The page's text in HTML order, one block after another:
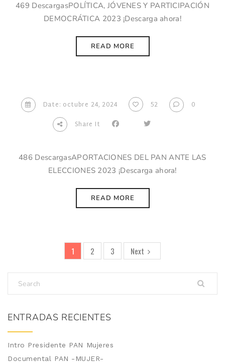
469 DescargasPOLÍTICA, JÓVENES Y PARTICIPACIÓN
DEMOCRÁTICA 2023 ¡Descarga ahora!
READ MORE
Date: octubre 24, 2024 52
0
Share It
486 DescargasAPORTACIONES DEL PAN ANTE LAS
ELECCIONES 2023 ¡Descarga ahora!
READ MORE
1 2 3 Next
ENTRADAS RECIENTES
Intro Presidente PAN Mujeres
Documental PAN -MUJER-